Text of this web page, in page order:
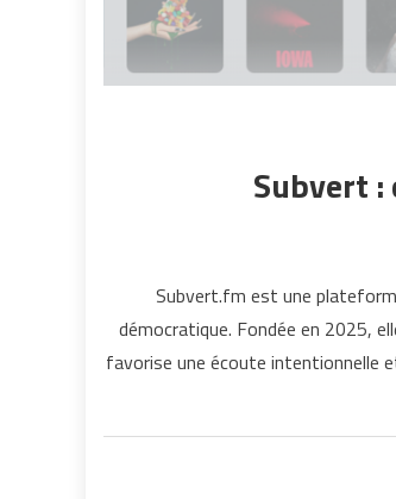
Subvert
Subvert.fm est une
démocratique. Fondée en 2025,
favorise une écoute intentionnelle